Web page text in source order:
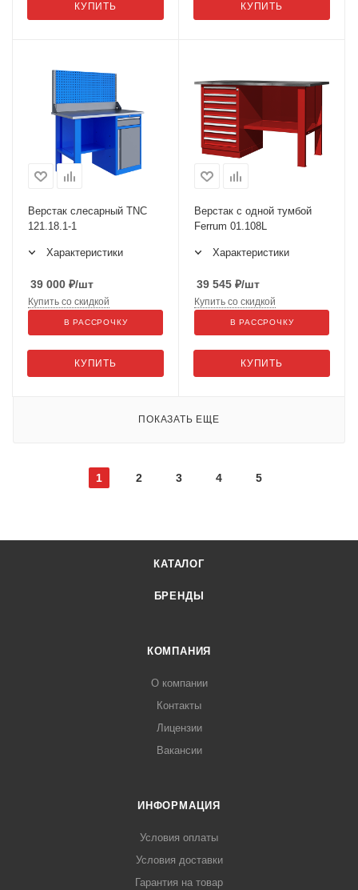
КУПИТЬ КУПИТЬ
Верстак слесарный TNC
121.18.1-1
Характеристики
39 000 ₽/шт
КУПИТЬ
Купить со скидкой
В РАССРОЧКУ
Верстак с одной тумбой
Ferrum 01.108L
Характеристики
39 545 ₽/шт
КУПИТЬ
Купить со скидкой
В РАССРОЧКУ
ПОКАЗАТЬ ЕЩЕ
1 2 3 4 5
КАТАЛОГ
БРЕНДЫ
КОМПАНИЯ
О компании
Контакты
Лицензии
Вакансии
ИНФОРМАЦИЯ
Условия оплаты
Условия доставки
Гарантия на товар